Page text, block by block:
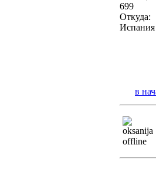
699
Откуда:
Испания
в